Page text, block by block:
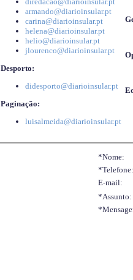
armando@diarioinsular.pt
carina@diarioinsular.pt
helena@diarioinsular.pt
helio@diarioinsular.pt
jlourenco@diarioinsular.pt
Desporto:
didesporto@diarioinsular.pt
Paginação:
luisalmeida@diarioinsular.pt
*Nome:
*Telefone:
E-mail:
*Assunto: